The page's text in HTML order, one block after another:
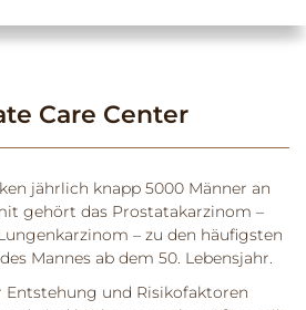
Care Center
jährlich knapp 5000 Männer an
gehört das Prostatakarzinom –
– zu den häufigsten
Mannes ab dem 50. Lebensjahr.
Entstehung und Risikofaktoren